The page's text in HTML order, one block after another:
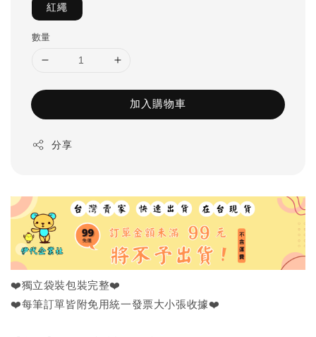
紅繩
數量
加入購物車
分享
❤️獨立袋裝包裝完整❤️
❤️每筆訂單皆附免用統一發票大小張收據❤️